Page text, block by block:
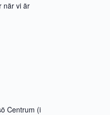
när vi är
Centrum (i